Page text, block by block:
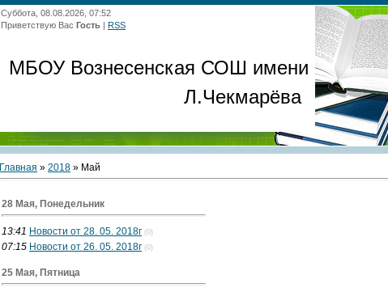
Суббота, 08.08.2026, 07:52
Приветствую Вас Гость | RSS
МБОУ Вознесенская СОШ имени
Л.Чекмарёва
Главная » 2018 » Май
28 Мая, Понедельник
13:41 Новости от 28. 05. 2018г (0)
07:15 Новости от 26. 05. 2018г (0)
25 Мая, Пятница